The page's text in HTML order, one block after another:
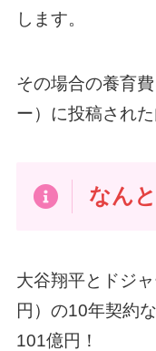
します。
その場合の養育
ー）に投稿され
なん
大谷翔平とドジ
円）の10年契約
101億円！